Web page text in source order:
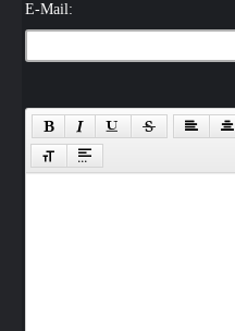
E-Mail: